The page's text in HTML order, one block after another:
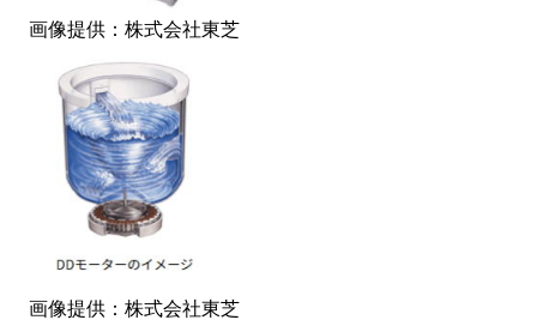
画像提供：株式会社東芝
画像提供：株式会社東芝